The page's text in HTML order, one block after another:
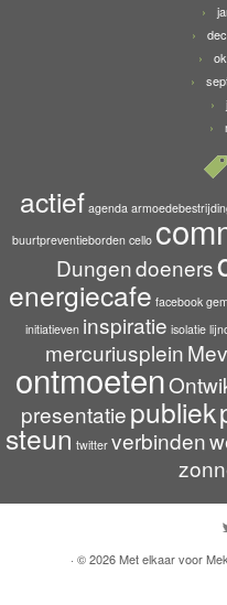
actief agenda
buurtpreventieborden cello
Dungendoeners
energiecafe facebook
initiatieven inspiratie isolatie
mercuriusplein
ontmoeten
presentatiepubliek
steun twitter verbinden
· © 2026Met elkaar voor